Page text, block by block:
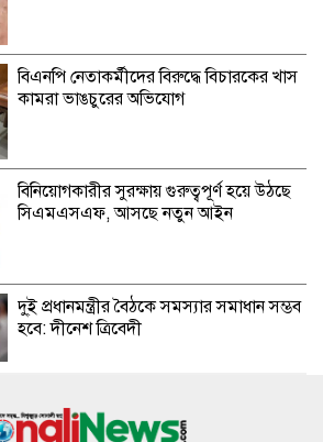
বিএনপি নেতাকর্মীদের বিরুদ্ধে বিচারকের খাস
কামরা ভাঙচুরের অভিযোগ
বিনিয়োগকারীর সুরক্ষায় গুরুত্বপূর্ণ হয়ে উঠছে
সিএমএসএফ, আসছে নতুন আইন
দু্ই প্রধানমন্ত্রীর বৈঠকে সমস্যার সমাধান সম্ভব
হবে: দীনেশ ত্রিবেদী
সারা দেশে সমান উন্নয়ন চায় সরকার: সেলিমা